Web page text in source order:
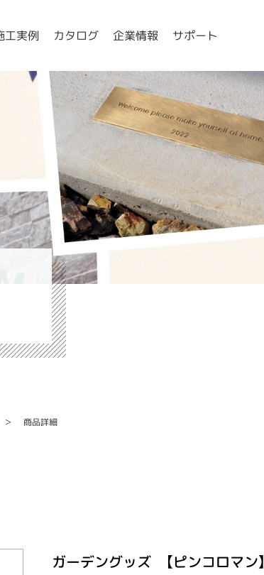
工実例 カタログ 企業情報 サポート
商品詳細
ガーデングッズ 【ピンコロマン】